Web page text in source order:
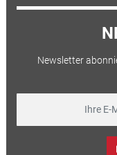
Newsletter